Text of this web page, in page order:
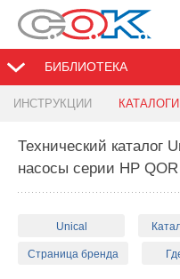
БИБЛИОТЕКА
ИНСТРУКЦИИ КАТАЛОГИ
Технический каталог
насосы серии HP QOR
Unical
Страница бренда